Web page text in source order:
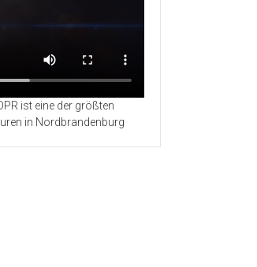
ist eine der größten
in Nordbrandenburg